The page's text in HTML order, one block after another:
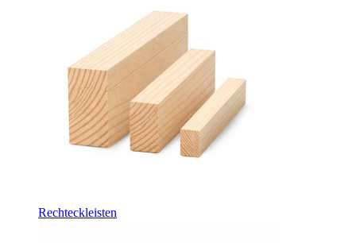
Rechteckleisten